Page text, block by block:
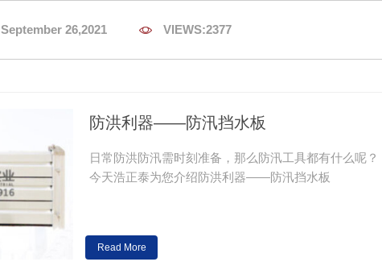
September 26,2021  VIEWS:2377
防洪利器——防汛挡水板
日常防洪防汛需时刻准备，那么防汛工具都有什么呢？
今天浩正泰为您介绍防洪利器——防汛挡水板
Read More